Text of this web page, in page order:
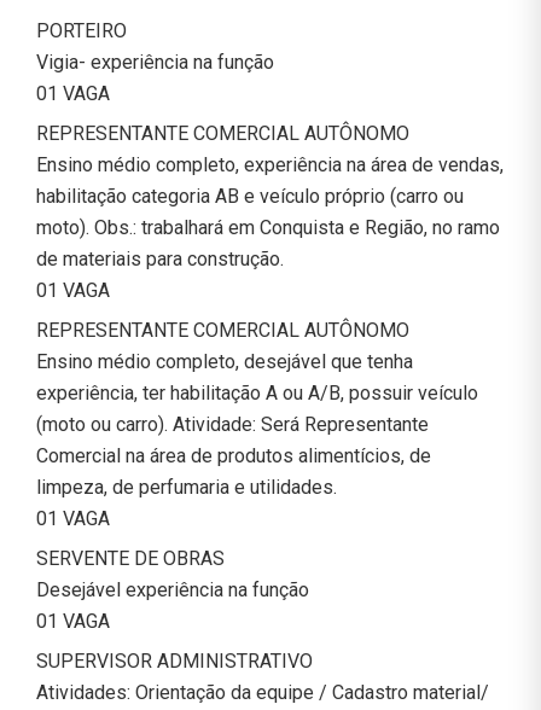
PORTEIRO
Vigia- experiência na função
01 VAGA
REPRESENTANTE COMERCIAL AUTÔNOMO
Ensino médio completo, experiência na área de vendas,
habilitação categoria AB e veículo próprio (carro ou
moto). Obs.: trabalhará em Conquista e Região, no ramo
de materiais para construção.
01 VAGA
REPRESENTANTE COMERCIAL AUTÔNOMO
Ensino médio completo, desejável que tenha
experiência, ter habilitação A ou A/B, possuir veículo
(moto ou carro). Atividade: Será Representante
Comercial na área de produtos alimentícios, de
limpeza, de perfumaria e utilidades.
01 VAGA
SERVENTE DE OBRAS
Desejável experiência na função
01 VAGA
SUPERVISOR ADMINISTRATIVO
Atividades: Orientação da equipe / Cadastro material/